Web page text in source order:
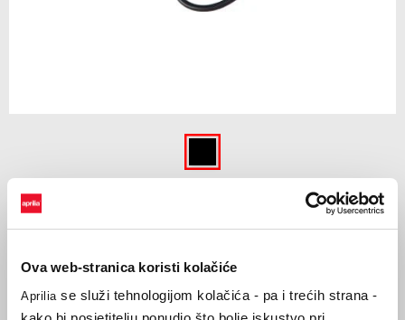
Ova web-stranica koristi kolačiće
Aprilia se služi tehnologijom kolačića - pa i trećih strana -
CRNA
€ 179